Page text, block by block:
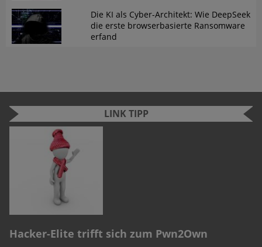
Die KI als Cyber-Architekt: Wie DeepSeek
die erste browserbasierte Ransomware
erfand
LINK TIPP
Hacker-Elite trifft sich zum Pwn2Own